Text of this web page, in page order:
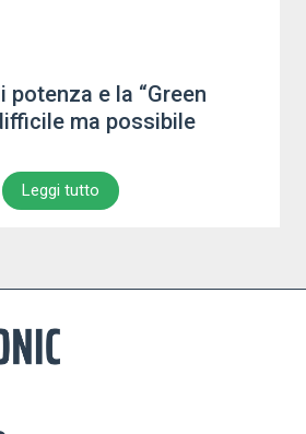
potenza e la “Green
ma possibile
Leggi tutto